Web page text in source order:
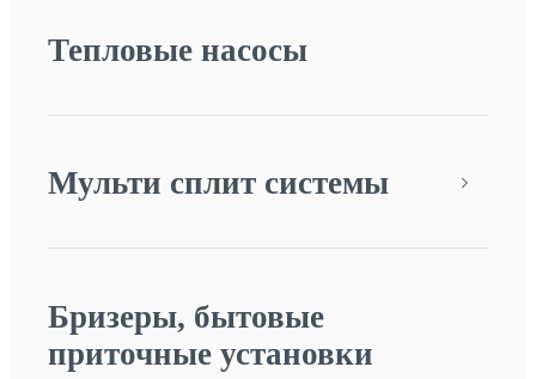
Тепловые насосы
Мульти сплит системы
Бризеры, бытовые
приточные установки